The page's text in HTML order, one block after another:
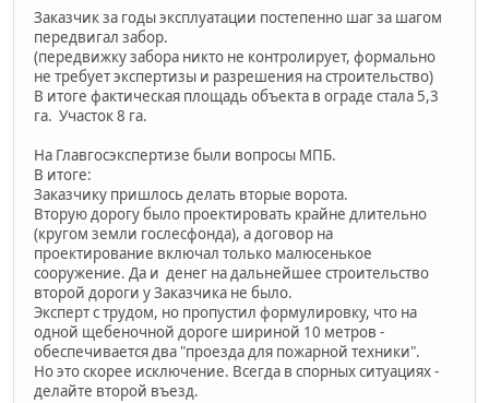
Заказчик за годы эксплуатации постепенно шаг за шагом
передвигал забор.
(передвижку забора никто не контролирует, формально
не требует экспертизы и разрешения на строительство)
В итоге фактическая площадь объекта в ограде стала 5,3
га. Участок 8 га.
На Главгосэкспертизе были вопросы МПБ.
В итоге:
Заказчику пришлось делать вторые ворота.
Вторую дорогу было проектировать крайне длительно
(кругом земли гослесфонда), а договор на
проектирование включал только малюсенькое
сооружение. Да и денег на дальнейшее строительство
второй дороги у Заказчика не было.
Эксперт с трудом, но пропустил формулировку, что на
одной щебеночной дороге шириной 10 метров -
обеспечивается два "проезда для пожарной техники".
Но это скорее исключение. Всегда в спорных ситуациях -
делайте второй въезд.